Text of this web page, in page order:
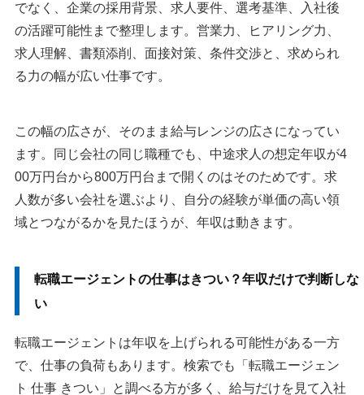
でなく、企業の採用背景、求人要件、選考基準、入社後
の活躍可能性まで整理します。営業力、ヒアリング力、
求人理解、書類添削、面接対策、条件交渉と、求められ
る力の幅が広い仕事です。
この幅の広さが、そのまま給与レンジの広さになってい
ます。同じ会社の同じ職種でも、中途求人の想定年収が4
00万円台から800万円台まで開くのはそのためです。求
人数が多い会社を選ぶより、自分の経験が単価の高い領
域とつながるかを見たほうが、年収は動きます。
転職エージェントの仕事はきつい？年収だけで判断しな
い
転職エージェントは年収を上げられる可能性がある一方
で、仕事の負荷もあります。検索でも「転職エージェン
ト 仕事 きつい」と調べる方が多く、給与だけを見て入社